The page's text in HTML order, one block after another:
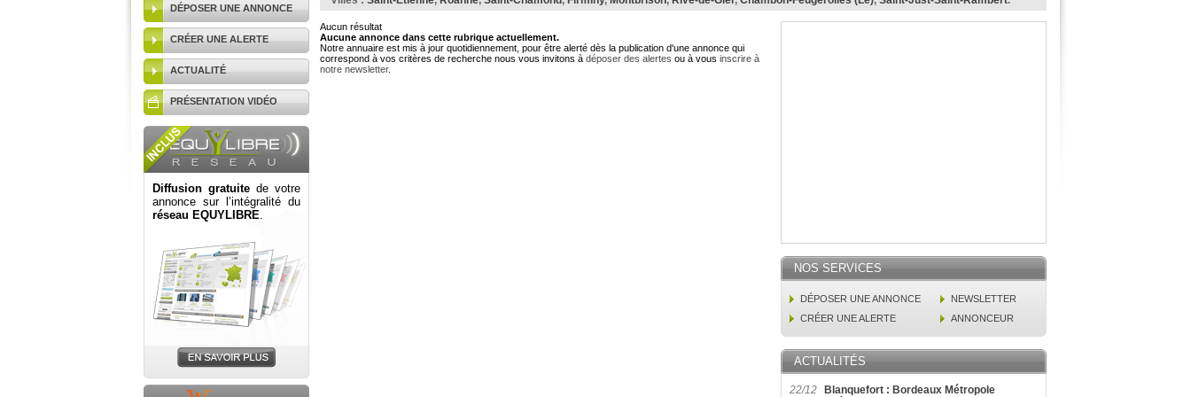
DÉPOSER UNE ANNONCE
CRÉER UNE ALERTE
ACTUALITÉ
PRÉSENTATION VIDÉO
Diffusion gratuite de votre
annonce sur l’intégralité du
réseau EQUYLIBRE.
Aucun résultat
Aucune annonce dans cette rubrique actuellement.
Notre annuaire est mis à jour quotidiennement, pour être alerté dès la publication d'une annonce qui
correspond à vos critères de recherche nous vous invitons à déposer des alertes ou à vous inscrire à
notre newsletter.
NOS SERVICES
DÉPOSER UNE ANNONCE
NEWSLETTER
CRÉER UNE ALERTE
ANNONCEUR
ACTUALITÉS
22/12
Blanquefort : Bordeaux Métropole